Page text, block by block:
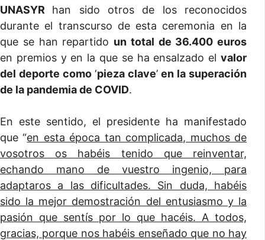
UNASYR han sido otros de los reconocidos
durante el transcurso de esta ceremonia en la
que se han repartido un total de 36.400 euros
en premios y en la que se ha ensalzado el valor
del deporte como ‘pieza clave’ en la superación
de la pandemia de COVID.
En este sentido, el presidente ha manifestado
que “en esta época tan complicada, muchos de
vosotros os habéis tenido que reinventar,
echando mano de vuestro ingenio, para
adaptaros a las dificultades. Sin duda, habéis
sido la mejor demostración del entusiasmo y la
pasión que sentís por lo que hacéis. A todos,
gracias, porque nos habéis enseñado que no hay